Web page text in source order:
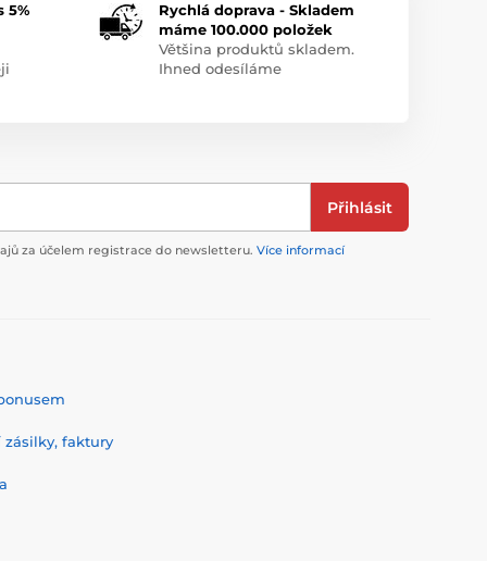
5%
Rychlá doprava - Skladem
máme 100.000 položek
Většina produktů skladem.
Ihned odesíláme
Přihlásit
za účelem registrace do newsletteru. Více informací
zásilky, faktury